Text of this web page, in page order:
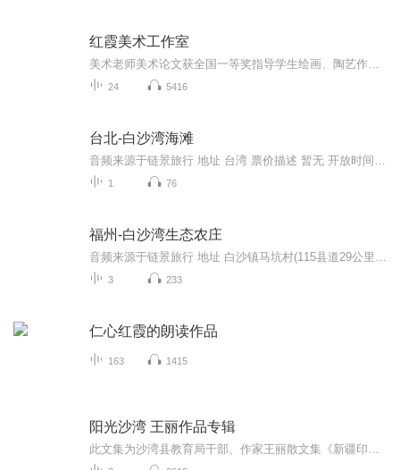
红霞美术工作室
24 5416
台北-白沙湾海滩
1 76
福州-白沙湾生态农庄
3 233
仁心红霞的朗读作品
163 1415
阳光沙湾 王丽作品专辑